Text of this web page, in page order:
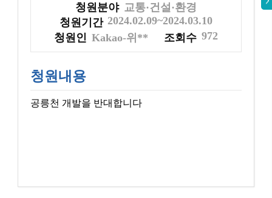
청원분야 교통·건설·환경
청원기간 2024.02.09~2024.03.10
청원인 Kakao-위** 조회수 972
청원내용
공릉천 개발을 반대합니다